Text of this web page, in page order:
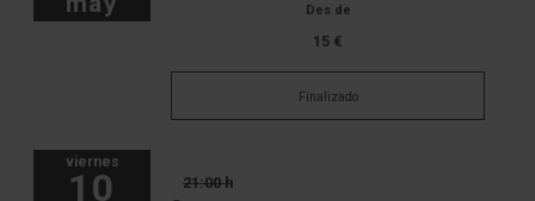
Des de
15 €
Finalizado
viernes
10
21:00 h